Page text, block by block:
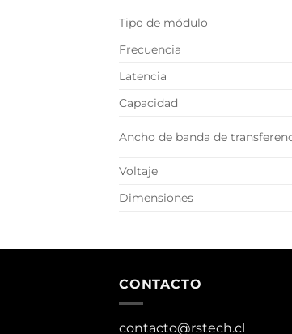
Tipo de módulo
Frecuencia
Latencia
Capacidad
Ancho de banda de
Voltaje
Dimensiones
CONTACTO
contacto@rstech.cl